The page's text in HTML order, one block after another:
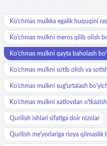
Ko'chmas mulkka egalik huquqini
Ko'chmas mulkni meros qilib olish
Ko'chmas mulkni qayta baholash
Ko'chmas mulkni sotib olish va
Ko'chmas mulkni sug'urtalash
Ko'chmas mulkni xatlovdan
Qurilish ishlari sifatiga doir nizolar
Qurilish me'yorlariga rioya qilmaslik